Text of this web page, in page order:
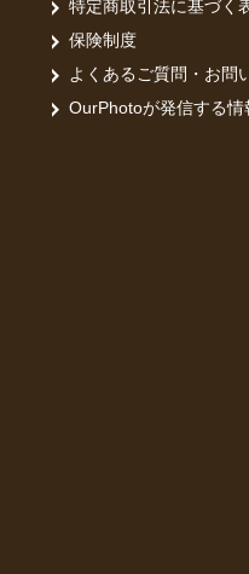
特定商取引法に基づく
保険制度
よくあるご質問・お問
OurPhotoが発信する